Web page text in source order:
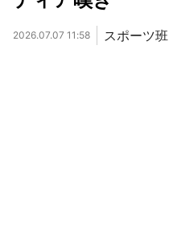
2026.07.07 11:58 スポーツ班